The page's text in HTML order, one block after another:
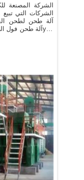
الشركة المصنعة
آلة طحن لطحن